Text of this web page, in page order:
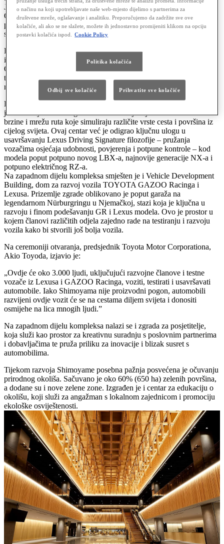
Japanu, smješteno na planinskom području u blizini Toyota Cityja.
Ovaj najmoderniji, posebno osmišljeni centar označava novu eru u
povijesti Lexusa i otvara svoja vrata upravo u godini kada brend
slavi 35 godina postojanja.
Po prvi put, sve Lexus funkcije – prodaja, marketing, planiranje,
istraživanje i razvoj te dizajn – nalaze se pod jednim krovom.
Ovakva organizacija omogućava bržu i učinkovitiju suradnju među
timovima, čime se ubrzava proces razvoja prototipova i proizvodnih
modela, uključujući sljedeću generaciju Lexus automobila.
Razvojni rad dodatno je podržan testnim centrom Shimoyama, koji
je u funkciji od 2021. godine. Centar uključuje stazu za velike
brzine i mrežu ruta koje simuliraju različite vrste cesta i površina iz
cijelog svijeta. Ovaj centar već je odigrao ključnu ulogu u
usavršavanju Lexus Driving Signature filozofije – pružanja
vozačima osjećaja udobnosti, povjerenja i potpune kontrole – kod
modela poput potpuno novog LBX-a, najnovije generacije NX-a i
potpuno električnog RZ-a.
Na zapadnom dijelu kompleksa smješten je i Vehicle Development
Building, dom za razvoj vozila TOYOTA GAZOO Racinga i
Lexusa. Prizemlje zgrade oblikovano je poput garaža na
legendarnom Nürburgringu u Njemačkoj, stazi koja je ključna u
razvoju i finom podešavanju GR i Lexus modela. Ovo je prostor u
kojem članovi različitih odjela zajedno rade na testiranju i razvoju
vozila kako bi stvorili još bolja vozila.
Na ceremoniji otvaranja, predsjednik Toyota Motor Corporationa,
Akio Toyoda, izjavio je:
„Ovdje će oko 3.000 ljudi, uključujući razvojne članove i testne
vozače iz Lexusa i GAZOO Racinga, voziti, testirati i usavršavati
automobile. Iako Shimoyama nije proizvodni pogon, automobili
razvijeni ovdje vozit će se na cestama diljem svijeta i donositi
osmijehe na lica mnogih ljudi.”
Na zapadnom dijelu kompleksa nalazi se i zgrada za posjetitelje,
koja služi kao prostor za kreativnu suradnju s poslovnim partnerima
i dobavljačima te pruža priliku za inovacije i blizak susret s
automobilima.
Tijekom razvoja Shimoyame posebna pažnja posvećena je očuvanju
prirodnog okoliša. Sačuvano je oko 60% (650 ha) zelenih površina,
a dodane su i nove zelene zone. Izgrađen je i centar za edukaciju o
okolišu, koji služi za angažman s lokalnom zajednicom i promociju
ekološke osviještenosti.
o načinu na koji upotrebljavate naše web-mjesto dijelimo s partnerima za
društvene mreže, oglašavanje i analitiku. Preporučujemo da zadržite sve ove
kolačiće, ali ako se ne slažete, možete ih jednostavno promijeniti klikom na opciju
postavki kolačića ispod. Cookie Policy
Politika kolačića
Odbij sve kolačiće Prihvatite sve kolačiće